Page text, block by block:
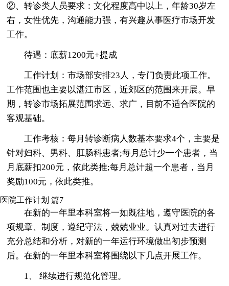
②、转诊类人员要求：文化程度高中以上，年龄30岁左
右，女性优先，沟通能力强，有兴趣从事医疗市场开发
工作。
待遇：底薪1200元+提成
工作计划：市场部安排23人，专门负责此项工作。
工作范围也主要以湛江市区，近郊区的范围来开展。早
期，转诊市场拓展范围求远、求广，目前不适合医院的
客观基础。
工作考核：每月转诊断病人数基本要求4个，主要是
针对妇科、男科、肛肠科患者;每月总计少一个患者，当
月底薪扣200元，依此类推;每月总计超一个患者，当月
奖励100元，依此类推。
医院工作计划 篇7
在新的一年里本科室将一如既往地，遵守医院的各
项规章、制度，遵纪守法，兢兢业业。认真对过去进行
充分总结和分析，对新的一年运行环境做出初步预测
后。在新的一年里本科室将围绕以下几点开展工作。
1、 继续进行规范化管理。